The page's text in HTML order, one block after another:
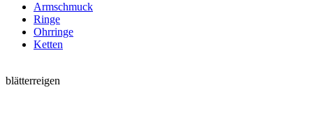
Armschmuck
Ringe
Ohrringe
Ketten
blätterreigen